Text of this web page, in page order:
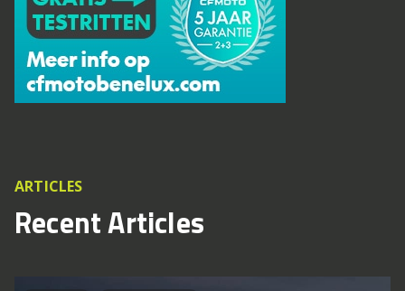
ARTICLES
Recent Articles